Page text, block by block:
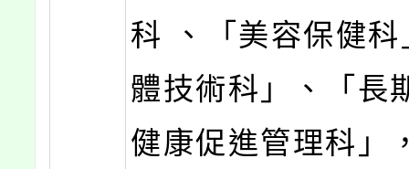
科 、「美容保健
體技術科」、「長
健康促進管理科」